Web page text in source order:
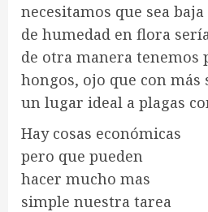
necesitamos que sea
de humedad en flora
de otra manera tenemos
hongos, ojo que con más
un lugar ideal a plagas
Hay cosas económicas
pero que pueden
hacer mucho mas
simple nuestra tarea